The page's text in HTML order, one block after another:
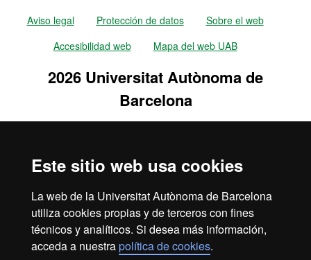
Este sitio web usa cookies
La web de la Universitat Autònoma de Barcelona
utiliza cookies propias y de terceros con fines
técnicos y analíticos. Si desea más información,
acceda a nuestrapolítica de cookies.
Aviso legal Protección de datos
Sobre el web
Accesibilidad web
Mapa del web UAB
2026 Universitat Autònoma de
Barcelona